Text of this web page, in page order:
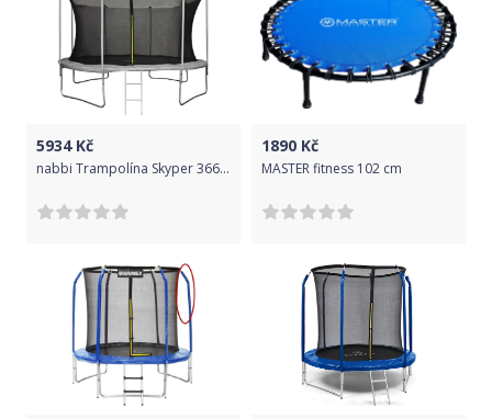
- Normy: Certifikace podle TÜV-GS.
5934Kč
nabbi Trampolína Skyper 366 cm - černá/šedá
1890 Kč
MASTER fitness 102 cm